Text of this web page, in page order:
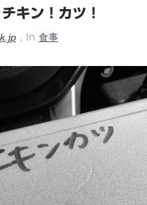
キン！カツ！
, In 食事